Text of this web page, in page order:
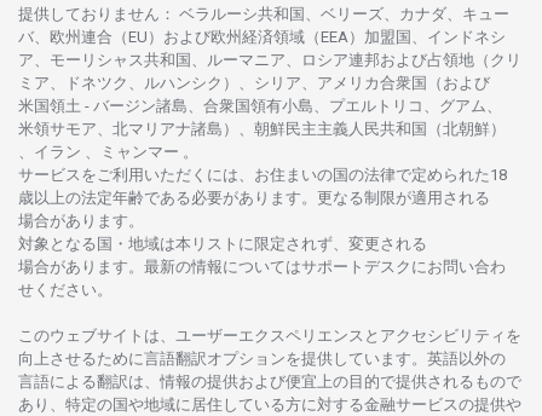
提供しておりません ： ベラルーシ共和国、ベリーズ、カナダ、キュー
バ、 欧州連合 （EU） および欧州経済領域 （EEA）加盟国、インドネシ
ア、 モーリシャス共和国、ルーマニア、 ロシア連邦および占領地 （クリ
ミア、ドネツク、ルハンシク）、シリア、 アメリカ合衆国 （および
米国領土 - バージン諸島、合衆国領有小島、プエルトリコ、グアム、
米領サモア、 北マリアナ諸島）、 朝鮮民主主義人民共和国 （北朝鮮）
、イラン 、ミャンマー 。
サービスを ご利用いただくには、お住まいの国の法律で定められた 18
歳以上の法定年齢である必要があります。 更なる制限が適用さ れる
場合があります。
対象となる国 ・ 地域は本 リストに限定さ れず、 変更さ れる
場合があります。 最新の情報についてはサポートデスクに お問い合わ
せくださ い。
このウェブサイトは、 ユーザーエクスペリエンスと アクセシビリティを
向上さ せるために言語翻訳オプションを提供しています。 英語以外の
言語に よる翻訳は、 情報の提供および便宜上の目的で提供さ れるもので
あり、 特定の国や地域に 居住している方に対する金融サービスの提供や